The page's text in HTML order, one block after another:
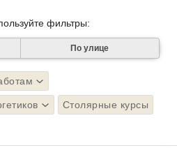
фильтры:
По улице
Столярные курсы